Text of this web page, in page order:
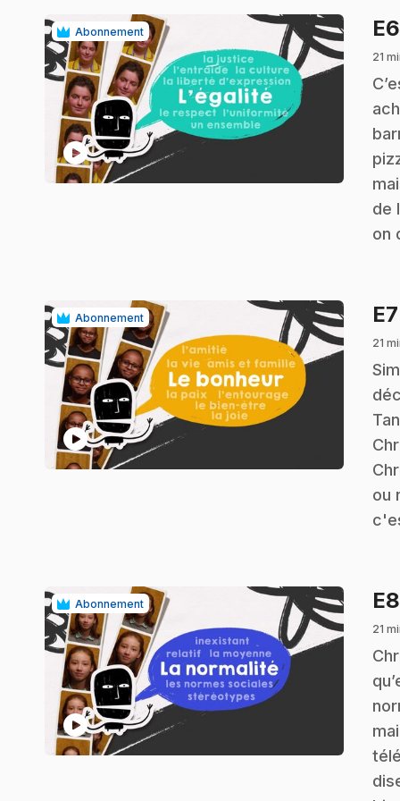
Abonnement
play_circle
E6
21
.
de
on
Abonnement
play_circle
E7
21
.
ou
Abonnement
play_circle
E8
21
.